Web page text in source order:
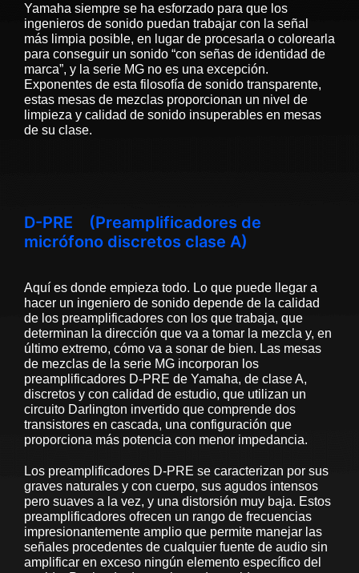
Yamaha siempre se ha esforzado para que los
ingenieros de sonido puedan trabajar con la señal
más limpia posible, en lugar de procesarla o colorearla
para conseguir un sonido “con señas de identidad de
marca”, y la serie MG no es una excepción.
Exponentes de esta filosofía de sonido transparente,
estas mesas de mezclas proporcionan un nivel de
limpieza y calidad de sonido insuperables en mesas
de su clase.
D-PRE (Preamplificadores de
micrófono discretos clase A)
Aquí es donde empieza todo. Lo que puede llegar a
hacer un ingeniero de sonido depende de la calidad
de los preamplificadores con los que trabaja, que
determinan la dirección que va a tomar la mezcla y, en
último extremo, cómo va a sonar de bien. Las mesas
de mezclas de la serie MG incorporan los
preamplificadores D-PRE de Yamaha, de clase A,
discretos y con calidad de estudio, que utilizan un
circuito Darlington invertido que comprende dos
transistores en cascada, una configuración que
proporciona más potencia con menor impedancia.
Los preamplificadores D-PRE se caracterizan por sus
graves naturales y con cuerpo, sus agudos intensos
pero suaves a la vez, y una distorsión muy baja. Estos
preamplificadores ofrecen un rango de frecuencias
impresionantemente amplio que permite manejar las
señales procedentes de cualquier fuente de audio sin
amplificar en exceso ningún elemento específico del